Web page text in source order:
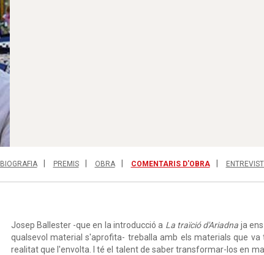
BIOGRAFIA PREMIS OBRA COMENTARIS D'OBRA
Josep Ballester -que en la introducció a La traïció d'Ariadna ja
qualsevol material s'aprofita- treballa amb els materials que
realitat que l'envolta. I té el talent de saber transformar-los en